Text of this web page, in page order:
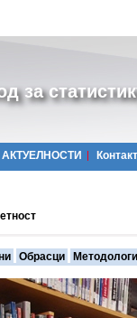
за
АКТУЕЛНОСТИ Контакт
Обрасци